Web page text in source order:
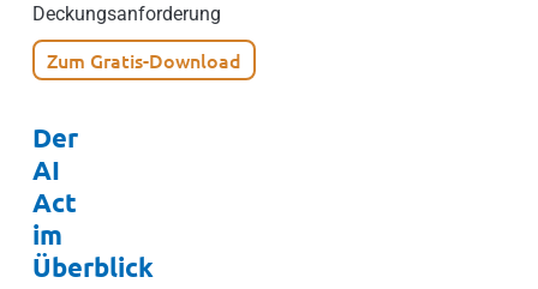
Deckungsanforderung
Zum Gratis-Download
Der
AI
Act
im
Überblick